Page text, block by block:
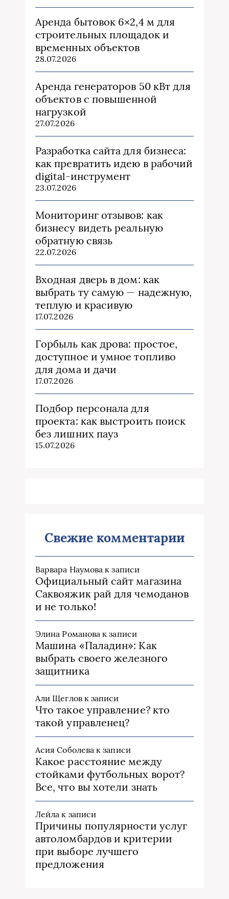
Аренда бытовок 6×2,4 м для
строительных площадок и
временных объектов
28.07.2026
Аренда генераторов 50 кВт для
объектов с повышенной
нагрузкой
27.07.2026
Разработка сайта для бизнеса:
как превратить идею в рабочий
digital-инструмент
23.07.2026
Мониторинг отзывов: как
бизнесу видеть реальную
обратную связь
22.07.2026
Входная дверь в дом: как
выбрать ту самую — надежную,
теплую и красивую
17.07.2026
Горбыль как дрова: простое,
доступное и умное топливо
для дома и дачи
17.07.2026
Подбор персонала для
проекта: как выстроить поиск
без лишних пауз
15.07.2026
Свежие комментарии
Варвара Наумова к записи
Официальный сайт магазина
Саквояжик рай для чемоданов
и не только!
Элина Романова к записи
Машина «Паладин»: Как
выбрать своего железного
защитника
Али Щегловк записи
Что такое управление? кто
такой управленец?
Асия Соболева к записи
Какое расстояние между
стойками футбольных ворот?
Все, что вы хотели знать
Лейла к записи
Причины популярности услуг
автоломбардов и критерии
при выборе лучшего
предложения